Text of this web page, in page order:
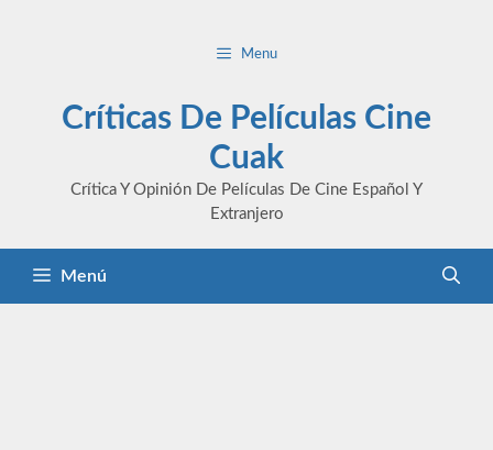
Menu
Críticas De Películas Cine
Cuak
Crítica Y Opinión De Películas De Cine Español Y
Extranjero
Menú